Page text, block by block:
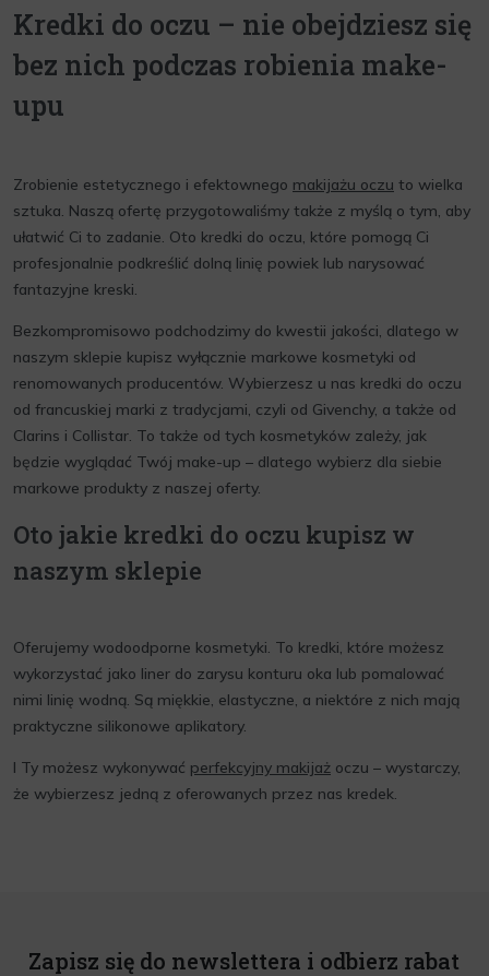
Kredki do oczu – nie obejdziesz się
bez nich podczas robienia make-
upu
Zrobienie estetycznego i efektownego makijażu oczu to wielka
sztuka. Naszą ofertę przygotowaliśmy także z myślą o tym, aby
ułatwić Ci to zadanie. Oto kredki do oczu, które pomogą Ci
profesjonalnie podkreślić dolną linię powiek lub narysować
fantazyjne kreski.
Bezkompromisowo podchodzimy do kwestii jakości, dlatego w
naszym sklepie kupisz wyłącznie markowe kosmetyki od
renomowanych producentów. Wybierzesz u nas kredki do oczu
od francuskiej marki z tradycjami, czyli od Givenchy, a także od
Clarins i Collistar. To także od tych kosmetyków zależy, jak
będzie wyglądać Twój make-up – dlatego wybierz dla siebie
markowe produkty z naszej oferty.
Oto jakie kredki do oczu kupisz w
naszym sklepie
Oferujemy wodoodporne kosmetyki. To kredki, które możesz
wykorzystać jako liner do zarysu konturu oka lub pomalować
nimi linię wodną. Są miękkie, elastyczne, a niektóre z nich mają
praktyczne silikonowe aplikatory.
I Ty możesz wykonywać perfekcyjny makijaż oczu – wystarczy,
że wybierzesz jedną z oferowanych przez nas kredek.
Zapisz się do newslettera i odbierz rabat